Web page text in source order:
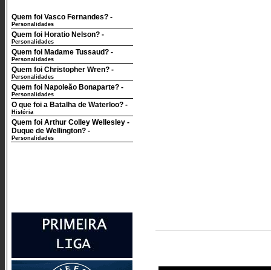
Quem foi Vasco Fernandes? -
Personalidades
Quem foi Horatio Nelson? -
Personalidades
Quem foi Madame Tussaud? -
Personalidades
Quem foi Christopher Wren? -
Personalidades
Quem foi Napoleão Bonaparte? -
Personalidades
O que foi a Batalha de Waterloo? -
História
Quem foi Arthur Colley Wellesley -
Duque de Wellington? -
Personalidades